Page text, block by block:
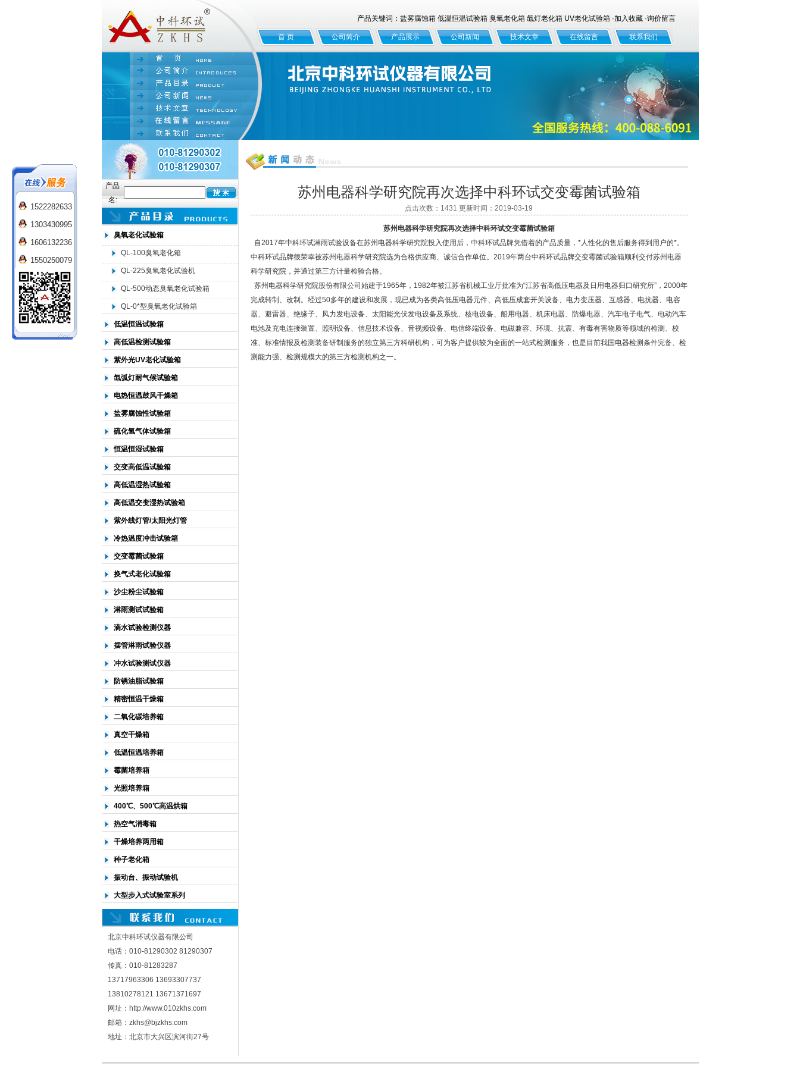
北京中科环试仪器有限公司
产品关键词：盐雾腐蚀箱 低温恒温试验箱 臭氧老化箱 氙灯老化箱 UV老化试验箱 ·加入收藏·询价留言
首 页 公司简介 产品展示 公司新闻 技术文章 在线留言 联系我们
产品
名:
臭氧老化试验箱
QL-100臭氧老化箱
QL-225臭氧老化试验机
QL-500动态臭氧老化试验箱
QL-0*型臭氧老化试验箱
低温恒温试验箱
高低温检测试验箱
紫外光UV老化试验箱
氙弧灯耐气候试验箱
电热恒温鼓风干燥箱
盐雾腐蚀性试验箱
硫化氢气体试验箱
恒温恒湿试验箱
交变高低温试验箱
高低温湿热试验箱
高低温交变湿热试验箱
紫外线灯管/太阳光灯管
冷热温度冲击试验箱
交变霉菌试验箱
换气式老化试验箱
沙尘粉尘试验箱
淋雨测试试验箱
滴水试验检测仪器
摆管淋雨试验仪器
冲水试验测试仪器
防锈油脂试验箱
精密恒温干燥箱
二氧化碳培养箱
真空干燥箱
低温恒温培养箱
霉菌培养箱
光照培养箱
400℃、500℃高温烘箱
热空气消毒箱
干燥培养两用箱
种子老化箱
振动台、振动试验机
大型步入式试验室系列
北京中科环试仪器有限公司
电话：010-81290302 81290307
传真：010-81283287
13717963306 13693307737
13810278121 13671371697
网址：http://www.010zkhs.com
邮箱：zkhs@bjzkhs.com
地址：北京市大兴区滨河街27号
苏州电器科学研究院再次选择中科环试交变霉菌试验箱
点击次数：1431 更新时间：2019-03-19
苏州电器科学研究院再次选择中科环试交变霉菌试验箱
自2017年中科环试淋雨试验设备在苏州电器科学研究院投入使用后，中科环试品牌凭借着的产品质量，*人性化的售后服务得到用户的*。
中科环试品牌很荣幸被苏州电器科学研究院选为合格供应商、诚信合作单位。2019年两台中科环试品牌交变霉菌试验箱顺利交付苏州电器
科学研究院，并通过第三方计量检验合格。
苏州电器科学研究院股份有限公司始建于1965年，1982年被江苏省机械工业厅批准为“江苏省高低压电器及日用电器归口研究所”，2000年
完成转制、改制。经过50多年的建设和发展，现已成为各类高低压电器元件、高低压成套开关设备、电力变压器、互感器、电抗器、电容
器、避雷器、绝缘子、风力发电设备、太阳能光伏发电设备及系统、核电设备、船用电器、机床电器、防爆电器、汽车电子电气、电动汽车
电池及充电连接装置、照明设备、信息技术设备、音视频设备、电信终端设备、电磁兼容、环境、抗震、有毒有害物质等领域的检测、校
准、标准情报及检测装备研制服务的独立第三方科研机构，可为客户提供较为全面的一站式检测服务，也是目前我国电器检测条件完备、检
测能力强、检测规模大的第三方检测机构之一。
1522282633
1303430995
1606132236
1550250079